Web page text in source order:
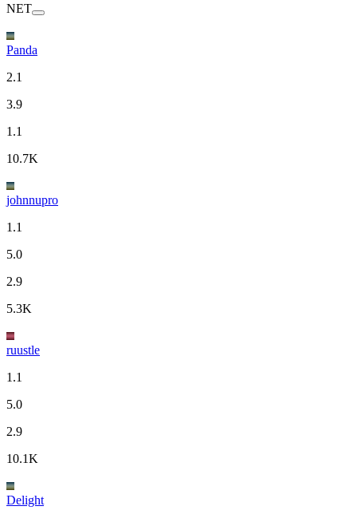
NET
Panda
2.1
3.9
1.1
10.7K
johnnupro
1.1
5.0
2.9
5.3K
ruustle
1.1
5.0
2.9
10.1K
Delight